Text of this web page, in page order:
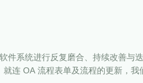
件系统进行反复磨合、持续改善与
连 OA 流程表单及流程的更新，我